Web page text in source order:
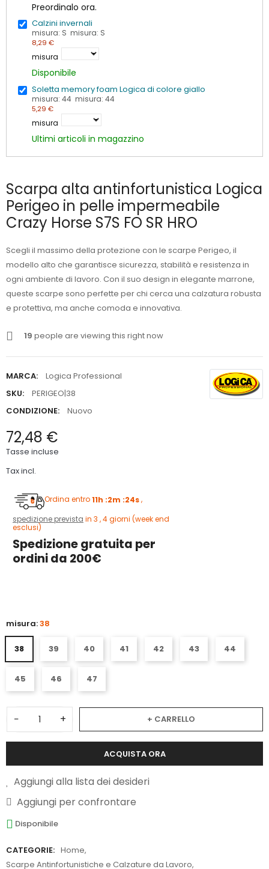
Preordinalo ora.
Calzini invernali
misura: S misura: S
8,29 €
misura
Disponibile
Soletta memory foam Logica di colore giallo
misura: 44 misura: 44
5,29 €
misura
Ultimi articoli in magazzino
Scarpa alta antinfortunistica Logica
Perigeo in pelle impermeabile
Crazy Horse S7S FO SR HRO
Scegli il massimo della protezione con le scarpe Perigeo, il
modello alto che garantisce sicurezza, stabilità e resistenza in
ogni ambiente di lavoro. Con il suo design in elegante marrone,
queste scarpe sono perfette per chi cerca una calzatura robusta
e protettiva, ma anche comoda e innovativa.
19 people are viewing this right now
MARCA:
Logica Professional
SKU:
PERIGEO|38
CONDIZIONE:
Nuovo
72,48 €
Tasse incluse
Tax incl.
Ordina entro11h :2m :24s,
spedizione prevista in 3 , 4 giorni (week end
esclusi)
Spedizione gratuita per
ordini da 200€
misura:38
38 39 40 41 42 43 44
45 46 47
− + + CARRELLO
ACQUISTA ORA
Aggiungi alla lista dei desideri
Aggiungi per confrontare
Disponibile
CATEGORIE: Home,
Scarpe Antinfortunistiche e Calzature da Lavoro,